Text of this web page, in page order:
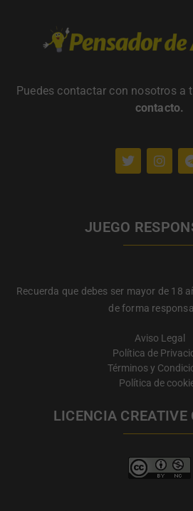
Puedes contactar con nosotros a
contacto.
JUEGO
Recuerda que debes ser mayor de 18
de forma
Aviso Legal
Política de
Términos y
Política de
LICENCIA